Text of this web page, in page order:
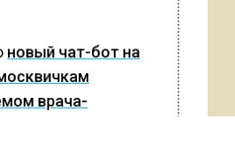
новый чат-бот на
врача-